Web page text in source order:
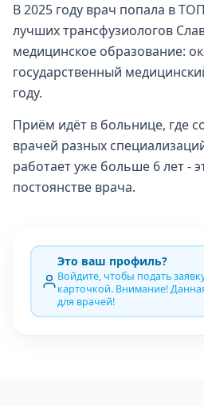
В 2025 году врач попала в
лучших трансфузиологов
медицинское образование:
государственный
году.
Приём идёт в больнице, где
врачей разных
работает уже больше 6 лет -
постоянстве врача.
Это ваш профиль?
Войдите, чтобы подать
карточкой. Внимание!
для врачей!